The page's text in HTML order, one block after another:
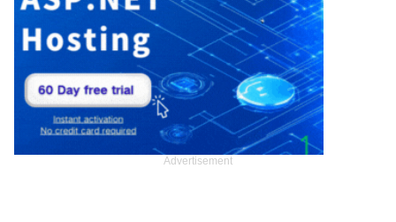
Advertisement